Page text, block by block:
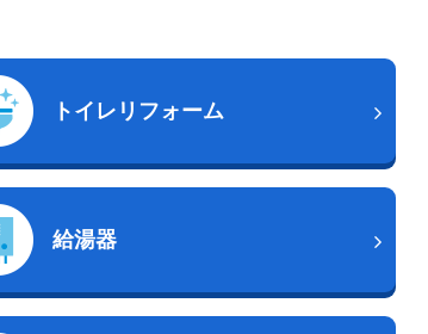
トイレリフォーム
給湯器